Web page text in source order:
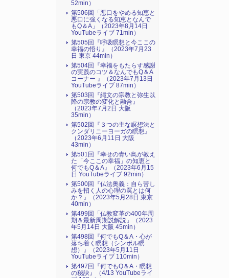
52min）
第506回「悪口をやめる知恵と
悪口に強くなる知恵となんで
もQ＆A」（2023年8月14日
YouTubeライブ 71min）
第505回『呼吸瞑想と今ここの
幸福の悟り』（2023年7月23
日 東京 44min）
第504回『幸福をもたらす感謝
の実践のコツ＆なんでもQ＆A
コーナー 』（2023年7月13日
YouTubeライブ 87min）
第503回『縄文の宗教と弥生以
降の宗教の変化と融合』
（2023年7月2日 大阪
35min）
第502回『３つの主な瞑想法と
クンダリニーヨーガの瞑想』
（2023年6月11日 大阪
43min）
第501回『幸せの青い鳥が教え
た「今ここの幸福」の知恵と
何でもQ＆A』（2023年6月15
日 YouTubeライブ 92min）
第500回『仏法奥義：自ら苦し
みを招く人の心理の罠とは何
か？』（2023年5月28日 東京
40min）
第499回「仏教変革の400年周
期＆最新周期説解説」（2023
年5月14日 大阪 45min）
第498回『何でもQ＆A・心が
落ち着く瞑想（シンボル瞑
想）』（2023年5月11日
YouTubeライブ 110min）
第497回『何でもQ＆A・瞑想
の秘訣』（4/13 YouTubeライ